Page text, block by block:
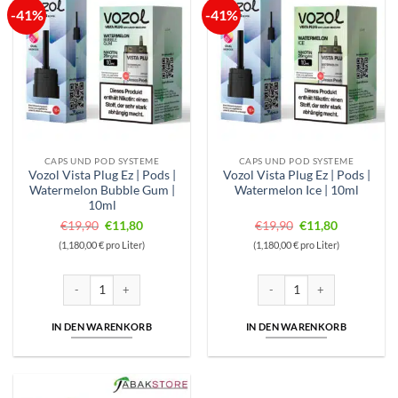
-41%
CAPS UND POD SYSTEME
Vozol Vista Plug Ez | Pods |
Watermelon Bubble Gum |
10ml
€19,90 Ursprünglicher
Preis
€11,80Aktueller
Preis
(1,180,00 € pro Liter)
Vozol Vista Plug Ez | Pods | Watermelon Bubble Gum | 10ml Menge
IN DEN WARENKORB
-41%
CAPS UND POD SYSTEME
Vozol Vista Plug Ez | Pods |
Watermelon Ice | 10ml
€19,90 Ursprünglicher
Preis
€11,80Aktueller
Preis
(1,180,00 € pro Liter)
Vozol Vista Plug Ez | Pods |
IN DEN WARENKORB